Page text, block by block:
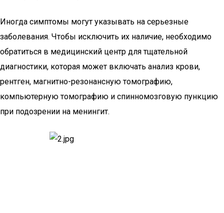
Иногда симптомы могут указывать на серьезные
заболевания. Чтобы исключить их наличие, необходимо
обратиться в медицинский центр для тщательной
диагностики, которая может включать анализ крови,
рентген, магнитно-резонансную томографию,
компьютерную томографию и спинномозговую пункцию
при подозрении на менингит.